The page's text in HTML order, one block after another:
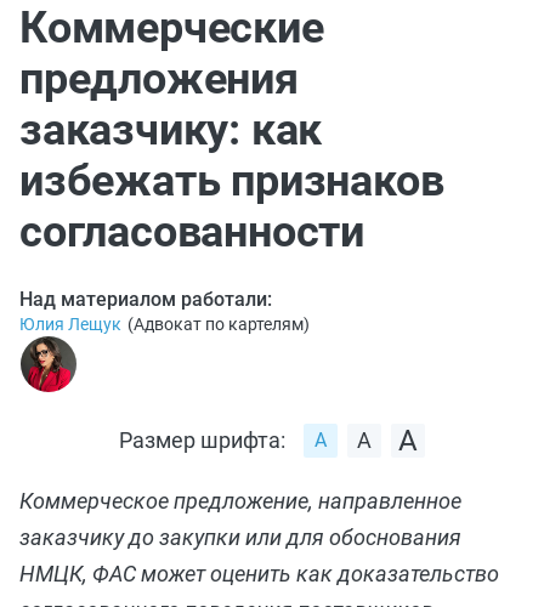
Коммерческие
предложения
заказчику: как
избежать признаков
согласованности
Над материалом работали:
Юлия Лещук (Адвокат по картелям)
Размер шрифта:
Коммерческое предложение, направленное
заказчику до закупки или для обоснования
НМЦК, ФАС может оценить как доказательство